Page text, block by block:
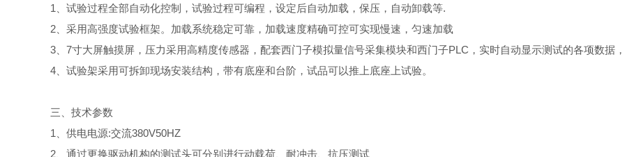
1
、试验过程全部自动化控制，试验过程可编程，设定后自动加载，保压，自动卸载等.
2 、采用高强度试验框架。加载系统稳定可靠，加载速度精确可控可实现慢速，匀速加载
3
7寸大屏触摸屏，压力采用高精度传感器，配套西门子模拟量信号采集模块和西门子PLC ，实时自动显示测试的各项数据
4 、试验架采用可拆卸现场安装结构，带有底座和台阶，试品可以推上底座上试验。
三、技术参数
1
、供电电源:交流380V50HZ
2 、通过更换驱动机构的测试头可分别进行动载荷、耐冲击、抗压测试